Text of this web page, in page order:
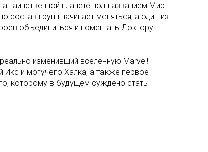
таинственной планете под названием Мир
состав групп начинает меняться, а один из
объединиться и помешать Доктору
изменивший вселенную Marvel!
и могучего Халка, а также первое
которому в будущем суждено стать